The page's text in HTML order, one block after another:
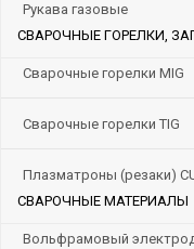
Рукава газовые
СВАРОЧНЫЕ ГОРЕЛКИ,
Сварочные горелки MIG
Сварочные горелки TIG
Плазматроны (резаки)
СВАРОЧНЫЕ МАТЕРИАЛЫ
Вольфрамовый